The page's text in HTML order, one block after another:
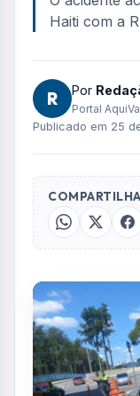
Haiti com a
R Por
Portal
Publicado em 25